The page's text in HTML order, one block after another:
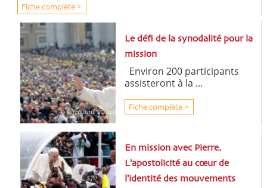
Fiche complète >
Le défi de la synodalité pour la
mission
Environ 200 participants
assisteront à la ...
Fiche complète >
En mission avec Pierre.
L'apostolicité au cœur de
l'identité des mouvements